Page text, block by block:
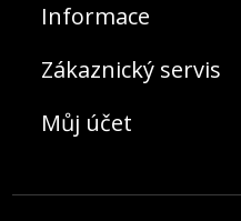
Informace
Zákaznický servis
Můj účet